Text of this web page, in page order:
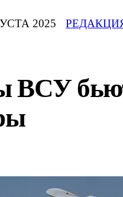
2025
ВСУ